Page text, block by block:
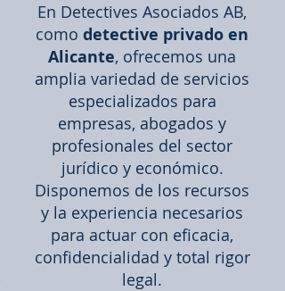
En Detectives Asociados AB,
como detective privado en
Alicante, ofrecemos una
amplia variedad de servicios
especializados para
empresas, abogados y
profesionales del sector
jurídico y económico.
Disponemos de los recursos
y la experiencia necesarios
para actuar con eficacia,
confidencialidad y total rigor
legal.